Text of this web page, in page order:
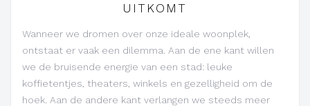
UITKOMT
Wanneer we dromen over onze ideale woonplek,
ontstaat er vaak een dilemma. Aan de ene kant willen
we de bruisende energie van een stad: leuke
koffietentjes, theaters, winkels en gezelligheid om de
hoek. Aan de andere kant verlangen we steeds meer